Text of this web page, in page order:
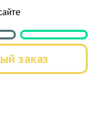
заказ